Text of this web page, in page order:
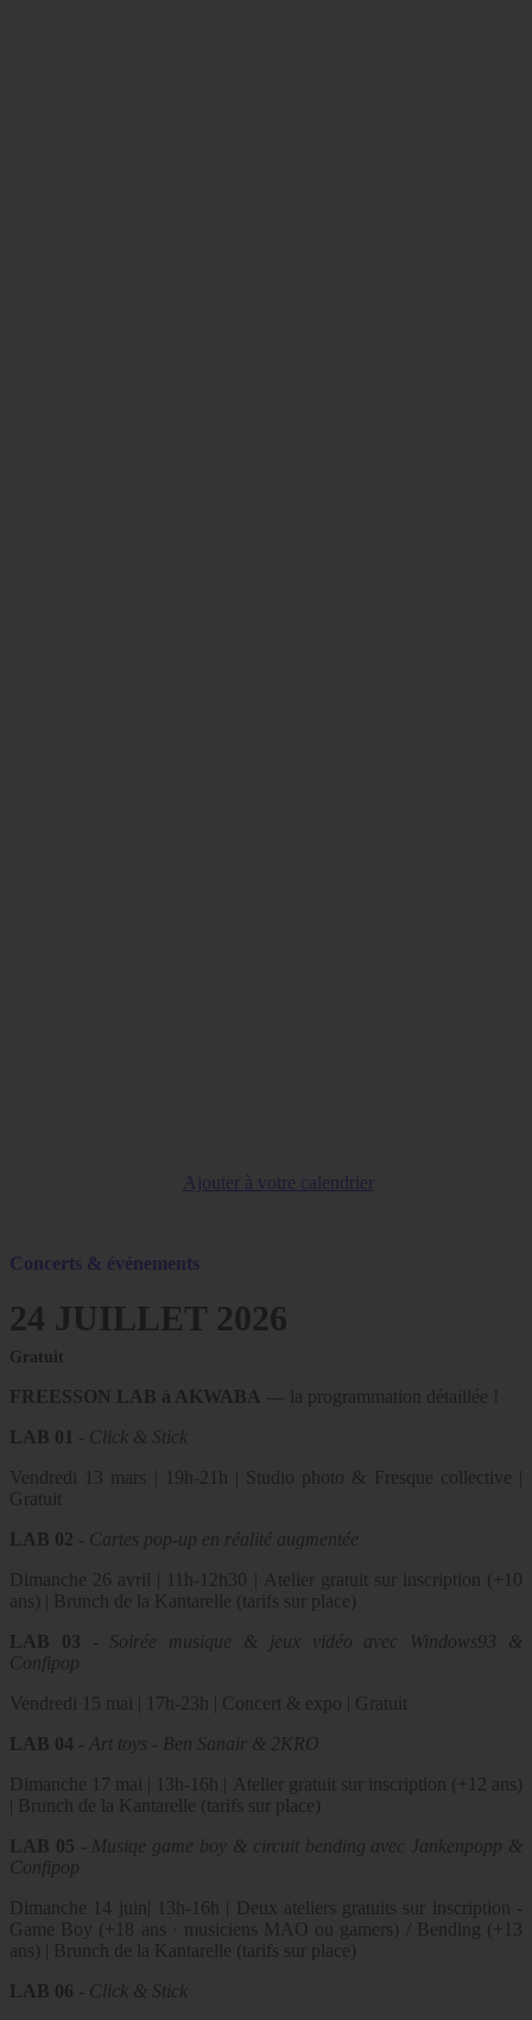
Ajouter à votre calendrier
Concerts & événements
24 JUILLET 2026
Gratuit
FREESSON LAB à AKWABA
— la programmation détaillée !
LAB 01 - Click & Stick
Vendredi 13 mars | 19h-21h | Studio photo & Fresque collective |
Gratuit
LAB 02 - Cartes pop-up en réalité augmentée
Dimanche 26 avril | 11h-12h30 | Atelier gratuit sur inscription (+10
ans) | Brunch de la Kantarelle (tarifs sur place)
LAB 03 - Soirée musique & jeux vidéo avec Windows93 &
Confipop
Vendredi 15 mai | 17h-23h | Concert & expo | Gratuit
LAB 04 -
Art toys - Ben Sanair & 2KRO
Dimanche 17 mai | 13h-16h | Atelier gratuit sur inscription (+12 ans)
| Brunch de la Kantarelle (tarifs sur place)
LAB 05 - Musiqe game boy & circuit bending avec Jankenpopp &
Confipop
Dimanche 14 juin| 13h-16h | Deux ateliers gratuits sur inscription -
Game Boy (+18 ans · musiciens MAO ou gamers) / Bending (+13
ans) | Brunch de la Kantarelle (tarifs sur place)
LAB 06 - Click & Stick